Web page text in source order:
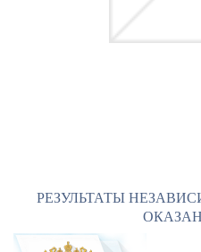
РЕЗУЛЬТАТЫ